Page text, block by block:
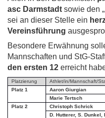
asc Darmstadtsowie den
sei an dieser Stelle ein
Vereinsführung
Besondere Erwähnung
Mannschaften und StG-
den ersten 12erreicht
Platzierung
Athlet/in/Mannschaft/
Platz 1
Aaron Giurgian
Marie Tertsch
Platz 2
Christoph Schrick
D. Hutterer, S. Dunkel,